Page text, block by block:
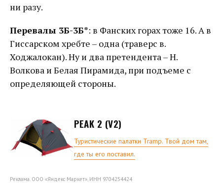
ни разу.
Перевалы 3Б-3Б*: в Фанских горах тоже 16. А в
Гиссарском хребте – одна (траверс в.
Ходжалокан). Ну и два претендента – Н.
Волкова и Белая Пирамида, при подъеме с
определяющей стороны.
PEAK 2 (V2)
Туристические палатки Tramp. Твой дом там,
где ты его поставил.
Реклама. ООО «Яндекс Маркет», ИНН 9704254424